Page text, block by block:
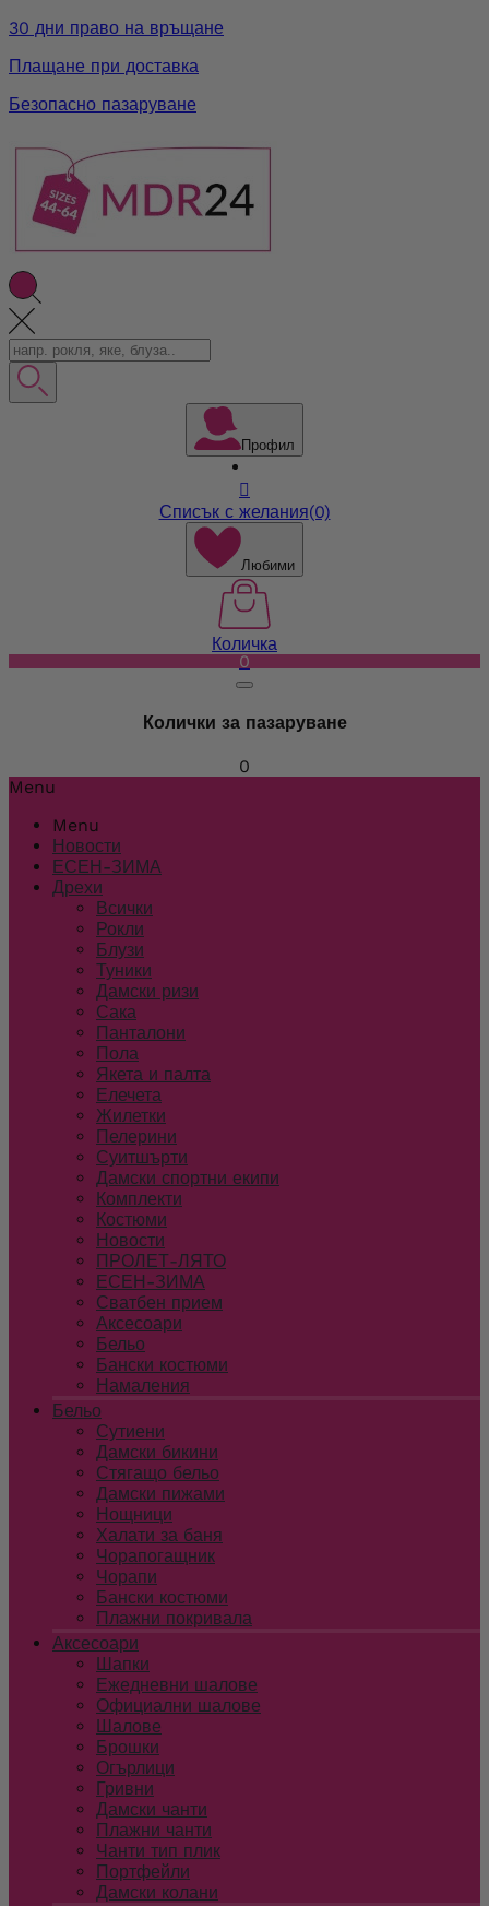
30 дни право на връщане
Плащане при доставка
Безопасно пазаруване
Профил

Списък с желания(0)
Любими
Количка
0
Колички за пазаруване
0
Menu
Menu
Новости
ЕСЕН-ЗИМА
Дрехи
Всички
Рокли
Блузи
Туники
Дамски ризи
Сака
Панталони
Пола
Якета и палта
Елечета
Жилетки
Пелерини
Суитшърти
Дамски спортни екипи
Комплекти
Костюми
Новости
ПРОЛЕТ-ЛЯТО
ЕСЕН-ЗИМА
Сватбен прием
Аксесоари
Бельо
Бански костюми
Намаления
Бельо
Сутиени
Дамски бикини
Стягащо бельо
Дамски пижами
Нощници
Халати за баня
Чорапогащник
Чорапи
Бански костюми
Плажни покривала
Аксесоари
Шапки
Ежедневни шалове
Официални шалове
Шалове
Брошки
Огърлици
Гривни
Дамски чанти
Плажни чанти
Чанти тип плик
Портфейли
Дамски колани